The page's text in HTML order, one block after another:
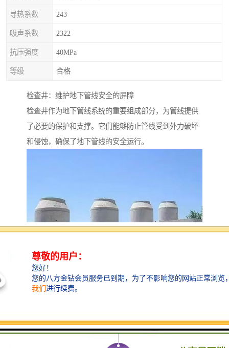
导热系数 243
吸声系数 2322
抗压强度 40MPa
等级 合格
检查井：维护地下管线安全的屏障
检查井作为地下管线系统的重要组成部分，为管线提供
了必要的保护和支撑。它们能够防止管线受到外力破坏
和侵蚀，确保了地下管线的安全运行。